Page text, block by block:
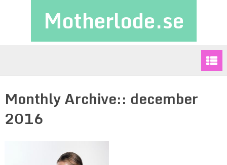
Motherlode.se
Monthly Archive:: december
2016